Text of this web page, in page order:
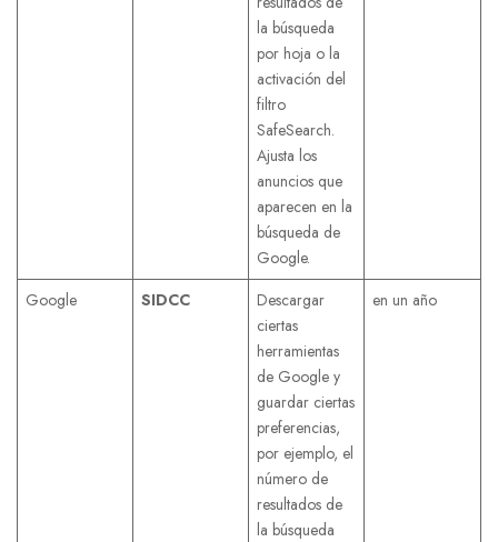
la búsqueda
por hoja o la
activación del
filtro
SafeSearch.
Ajusta los
anuncios que
aparecen en la
búsqueda de
Google.
Google SIDCC
Descargar
ciertas
herramientas
de Google y
guardar ciertas
preferencias,
por ejemplo, el
número de
resultados de
la búsqueda
en un año